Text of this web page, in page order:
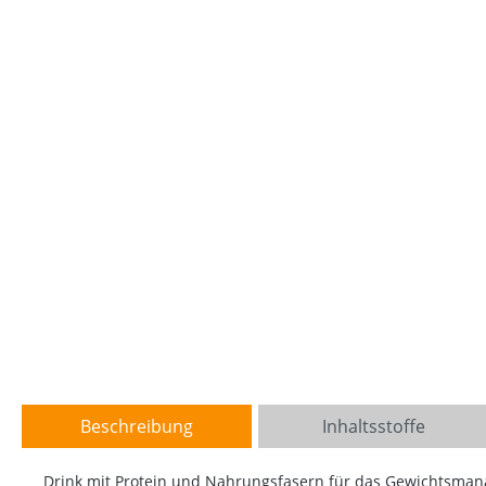
Beschreibung Inhaltsstoffe
Drink mit Protein und Nahrungsfasern für das